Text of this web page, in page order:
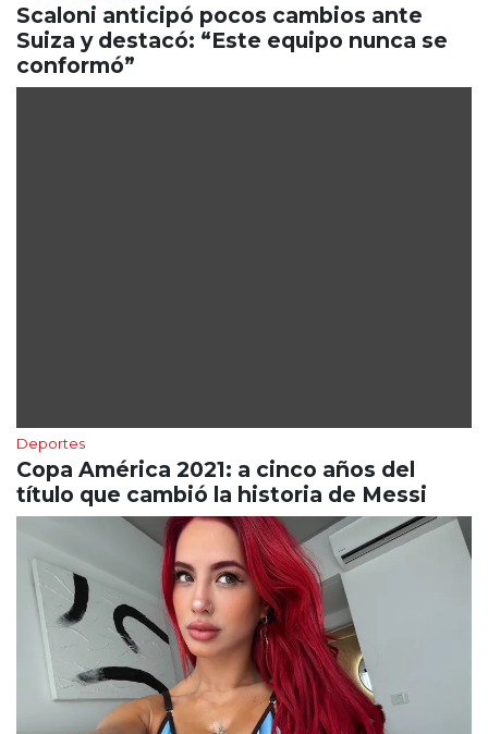
Scaloni anticipó pocos cambios ante
Suiza y destacó: “Este equipo nunca se
conformó”
Deportes
Copa América 2021: a cinco años del
título que cambió la historia de Messi